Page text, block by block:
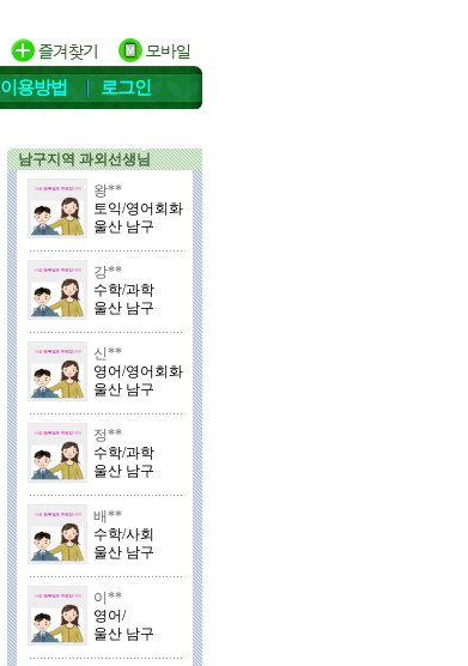
이용방법 로그인
남구지역 과외선생님
왕**
토익/영어회화
울산 남구
강**
수학/과학
울산 남구
신**
영어/영어회화
울산 남구
정**
수학/과학
울산 남구
배**
수학/사회
울산 남구
이**
영어/
울산 남구